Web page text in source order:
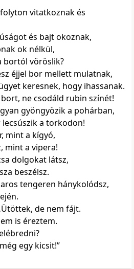
vitatkoznak és
és bajt okoznak,
ok nélkül,
bortól vöröslik?
éjjel bor mellett mulatnak,
keresnek, hogy ihassanak.
ne csodáld rubin színét!
gyöngyözik a pohárban,
a torkodon!
mint a kígyó,
mint a vipera!
dolgokat látsz,
beszélsz.
tengeren hánykolódsz,
de nem fájt.
is éreztem.
egy kicsit!”